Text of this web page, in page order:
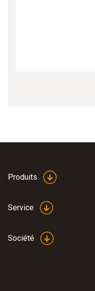
Produits
Service
Société